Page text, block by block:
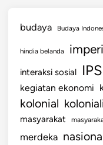
i
m
i
n
B
e
r
budaya Budaya
hindia belanda
interaksi sosial
kegiatan ekonomi
kolonial
masyarakat
merdeka